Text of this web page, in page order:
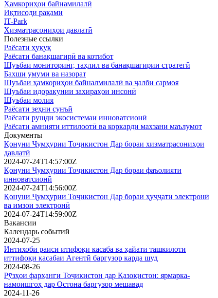
Ҳамкориҳои байнамилалӣ
Иқтисоди рақамӣ
IT-Park
Хизматрасониҳои давлатӣ
Полезные ссылки
Раёсати ҳуқуқ
Раёсати банақшагирӣ ва котибот
Шуъбаи мониторинг, таҳлил ва банақшагирии стратегӣ
Бахши умуми ва назорат
Шуъбаи ҳамкориҳои байналмилалӣ ва ҷалби сармоя
Шуъбаи идоракунии захираҳои инсонӣ
Шуъбаи молия
Раёсати зеҳни сунъӣ
Раёсати рушди экосистемаи инноватсионӣ
Раёсати амнияти иттилоотӣ ва коркарди махзани маълумот
Документы
Қонуни Ҷумҳурии Тоҷикистон Дар бораи хизматрасониҳои
давлатӣ
2024-07-24T14:57:00Z
Қонуни Ҷумҳурии Тоҷикистон Дар бораи фаъолияти
инноватсионӣ
2024-07-24T14:56:00Z
Қонуни Ҷумҳурии Тоҷикистон Дар бораи ҳуҷҷати электронӣ
ва имзои электронӣ
2024-07-24T14:59:00Z
Вакансии
Календарь событий
2024-07-25
Интихоби раиси итифоқи касаба ва ҳайати ташкилоти
иттифоқи касабаи Агентӣ баргузор карда шуд
2024-08-26
Рӯзҳои фарҳанги Тоҷикистон дар Қазоқистон: ярмарка-
намоишгоҳ дар Остона баргузор мешавад
2024-11-26